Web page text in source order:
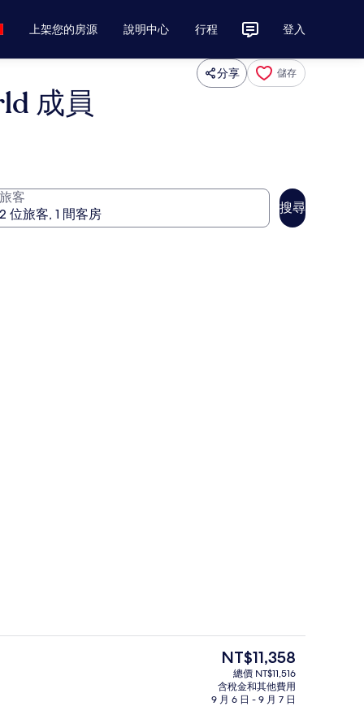
上架您的房源 說明中心 行程 登入
分享 儲存
成員
旅客
搜尋
鳥瞰角度
目
的
價
NT$11,358
總價 NT$11,516
含稅金和其他費用
9 月 6 日 - 9 月 7 日